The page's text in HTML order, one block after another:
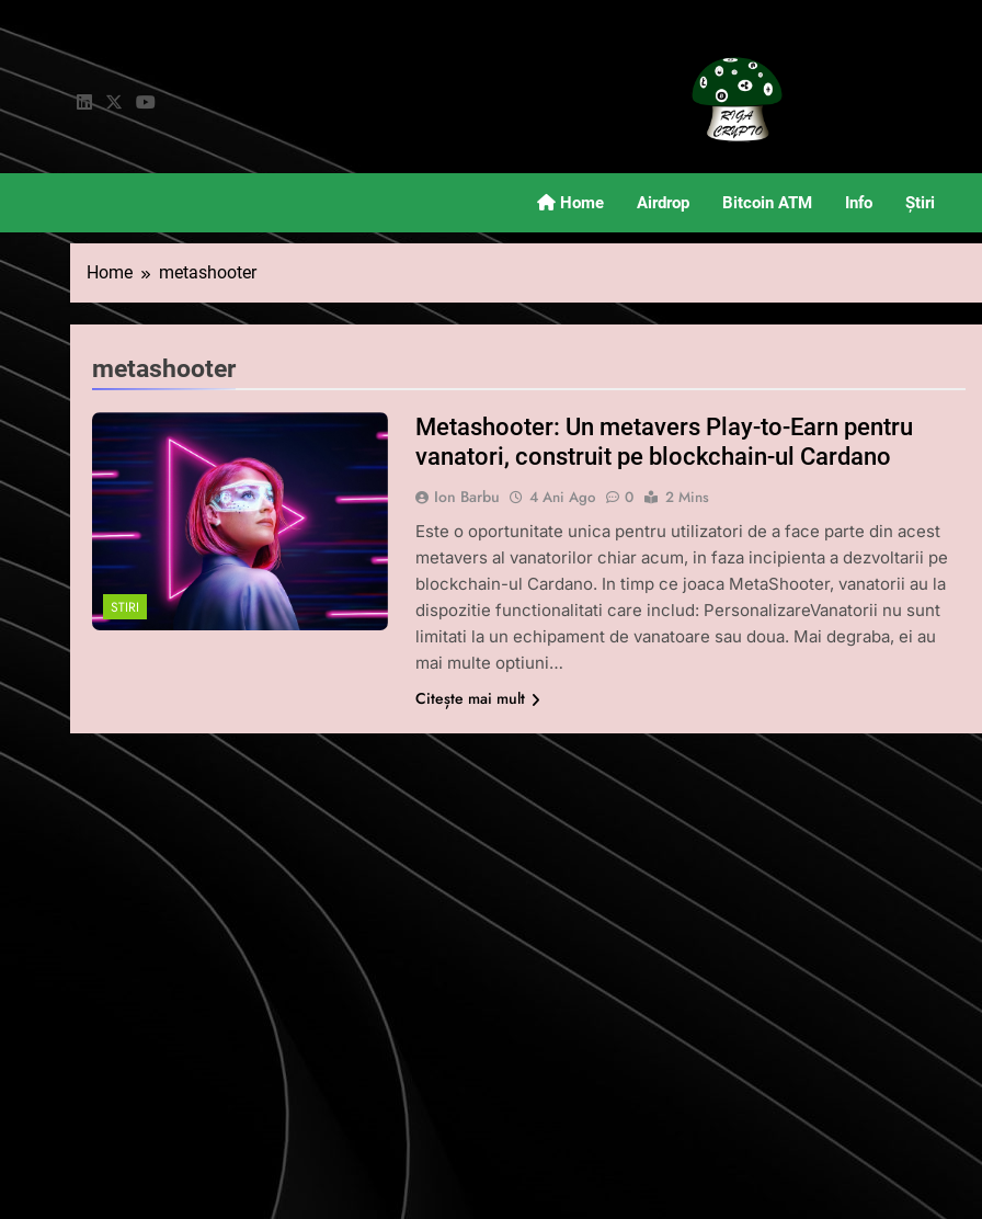
to
content
Riga Crypto
Știri Și Informații Despre Criptomonede.
Home Airdrop Bitcoin ATM Info Știri
Home metashooter
metashooter
STIRI
Metashooter: Un metavers Play-to-Earn pentru
vanatori, construit pe blockchain-ul Cardano
Ion Barbu 4 Ani Ago 0
2 Mins
Este o oportunitate unica pentru utilizatori de a face parte din acest
metavers al vanatorilor chiar acum, in faza incipienta a dezvoltarii pe
blockchain-ul Cardano. In timp ce joaca MetaShooter, vanatorii au la
dispozitie functionalitati care includ: PersonalizareVanatorii nu sunt
limitati la un echipament de vanatoare sau doua. Mai degraba, ei au
mai multe optiuni…
Citește mai mult